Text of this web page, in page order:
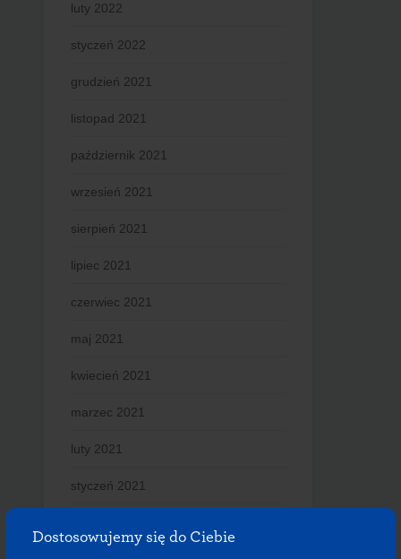
Dostosowujemy się do Ciebie
luty 2022
styczeń 2022
grudzień 2021
listopad 2021
październik 2021
wrzesień 2021
sierpień 2021
lipiec 2021
czerwiec 2021
maj 2021
kwiecień 2021
marzec 2021
luty 2021
styczeń 2021